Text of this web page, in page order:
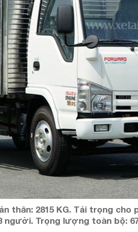
thân: 2815 KG. Tải trọng cho
người. Trọng lượng toàn bộ: